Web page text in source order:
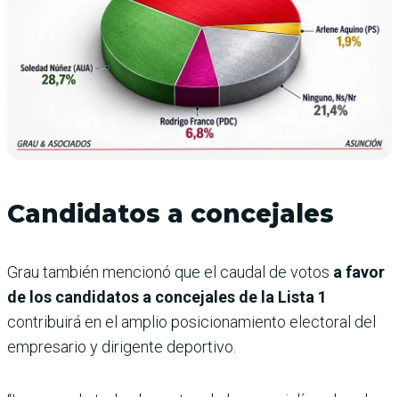
Candidatos a concejales
Grau también mencionó que el caudal de votos a favor
de los candidatos a concejales de la Lista 1
contribuirá en el amplio posicionamiento electoral del
empresario y dirigente deportivo.